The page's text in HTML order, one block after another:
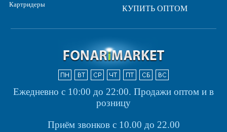
Картридеры
КУПИТЬ ОПТОМ
Ежедневно с 10:00 до 22:00. Продажи оптом и в
розницу
Приём звонков с 10.00 до 22.00